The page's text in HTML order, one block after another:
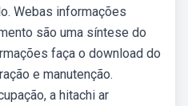
Webas informações
são uma síntese do
faça o download do
e manutenção.
a hitachi ar